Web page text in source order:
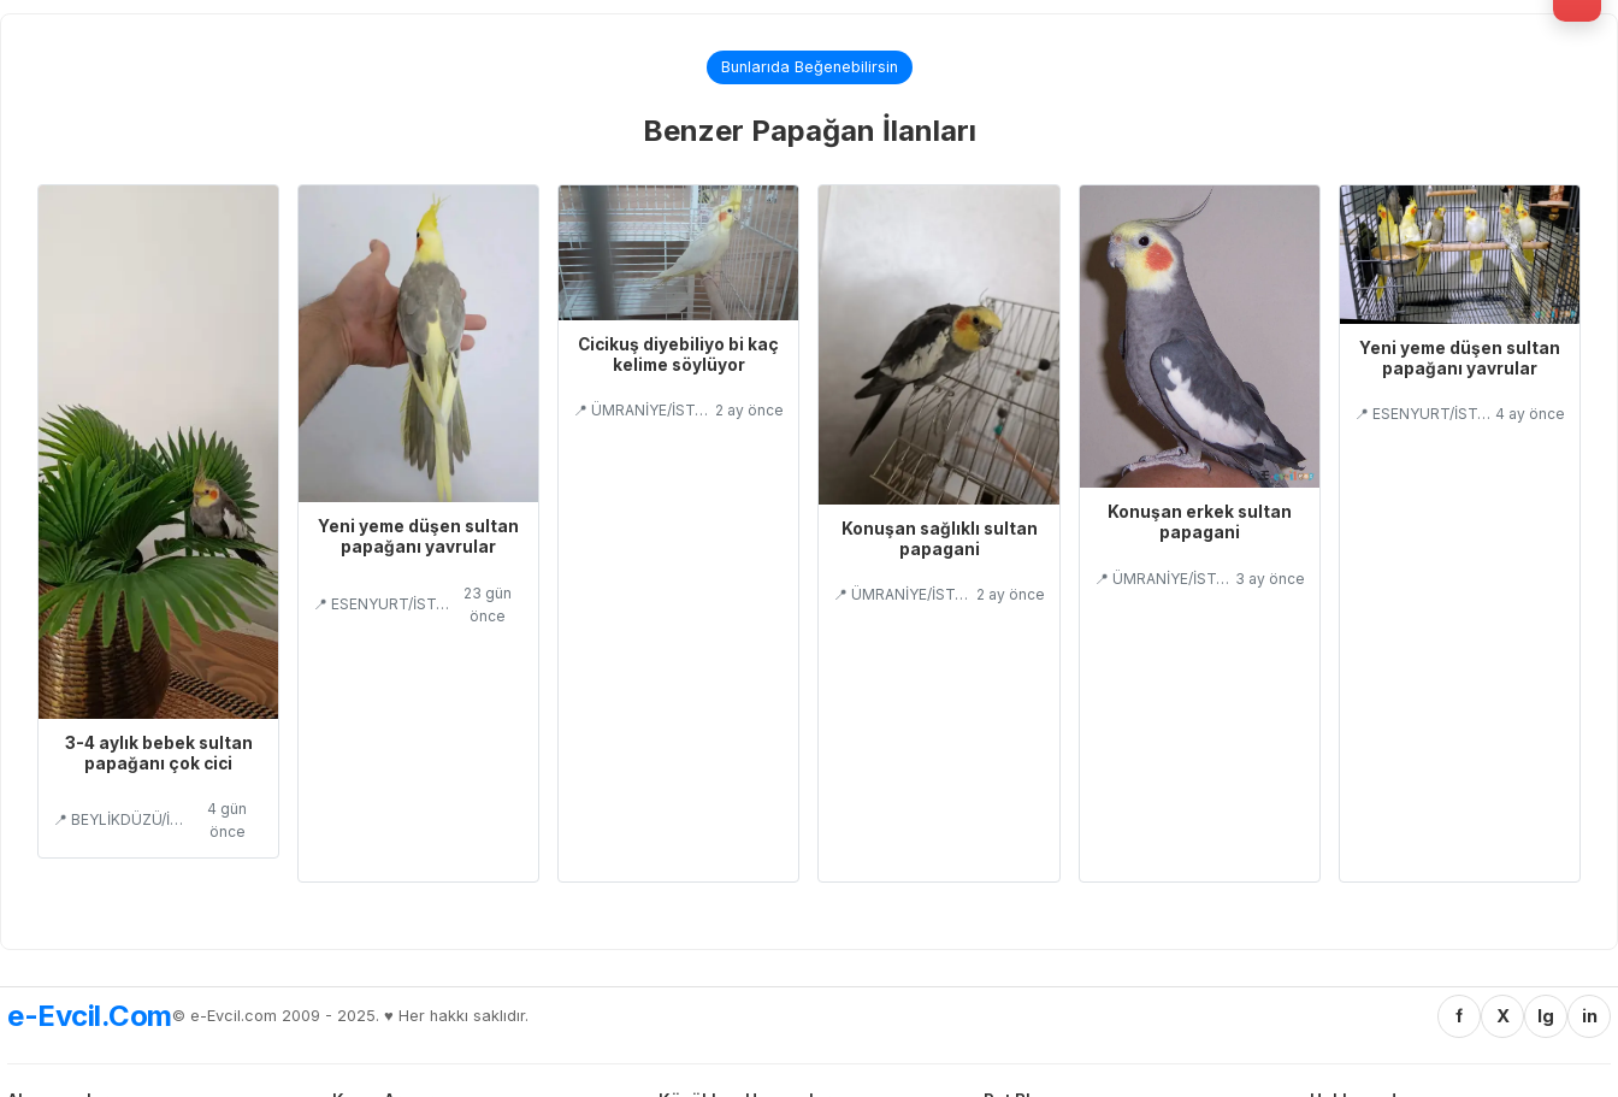
Bunlarıda Beğenebilirsin
Benzer Papağan İlanları
3-4 aylık bebek sultan
papağanı çok cici
📍 BEYLİKDÜZÜ/İSTANBUL
4 gün
önce
Yeni yeme düşen sultan
papağanı yavrular
📍 ESENYURT/İSTANBUL
23 gün
önce
Cicikuş diyebiliyo bi kaç
kelime söylüyor
📍 ÜMRANİYE/İSTANBUL 2 ay önce
Konuşan sağlıklı sultan
papagani
📍 ÜMRANİYE/İSTANBUL 2 ay önce
Konuşan erkek sultan
papagani
📍 ÜMRANİYE/İSTANBUL 3 ay önce
Yeni yeme düşen sultan
papağanı yavrular
📍 ESENYURT/İSTANBUL 4 ay önce
e-Evcil.Com© e-Evcil.com 2009 - 2025. ♥️ Her hakkı saklıdır. f X Ig in